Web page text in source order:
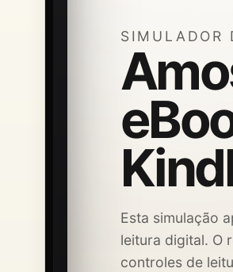
SIMULADOR
Esta simulação
leitura digital. O
controles de